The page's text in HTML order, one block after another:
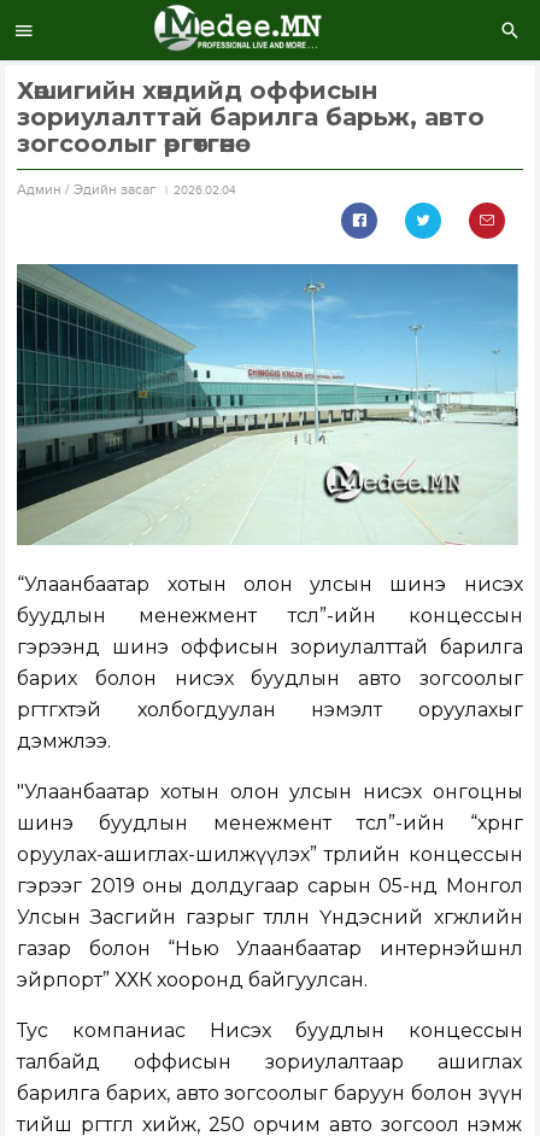
Хөшигийн хөндийд оффисын
зориулалттай барилга барьж, авто
зогсоолыг өргөтгөнө
Aдмин / Эдийн засаг 2026.02.04
“Улаанбаатар хотын олон улсын шинэ нисэх
буудлын менежмент төсөл”-ийн концессын
гэрээнд шинэ оффисын зориулалттай барилга
барих болон нисэх буудлын авто зогсоолыг
өргөтгөхтэй холбогдуулан нэмэлт оруулахыг
дэмжлээ.
"Улаанбаатар хотын олон улсын нисэх онгоцны
шинэ буудлын менежмент төсөл”-ийн “хөрөнгө
оруулах-ашиглах-шилжүүлэх” төрлийн концессын
гэрээг 2019 оны долдугаар сарын 05-нд Монгол
Улсын Засгийн газрыг төлөөлөн Үндэсний хөгжлийн
газар болон “Нью Улаанбаатар интернэйшнл
эйрпорт” ХХК хооронд байгуулсан.
Тус компаниас Нисэх буудлын концессын
талбайд оффисын зориулалтаар ашиглах
барилга барих, авто зогсоолыг баруун болон зүүн
тийш өргөтгөл хийж, 250 орчим авто зогсоол нэмж